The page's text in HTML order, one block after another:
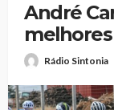
André
Rádio Sintonia